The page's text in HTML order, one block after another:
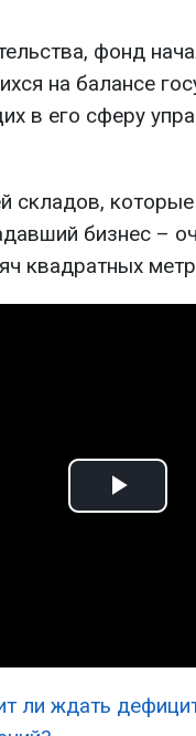
фонд
на балансе
в его сферу
складов,
бизнес –
квадратных
Play
ли ждать